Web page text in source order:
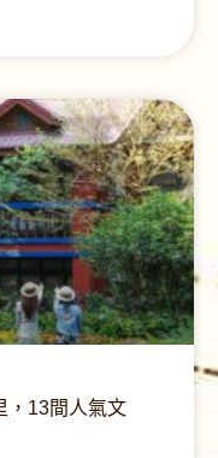
，13間人氣文